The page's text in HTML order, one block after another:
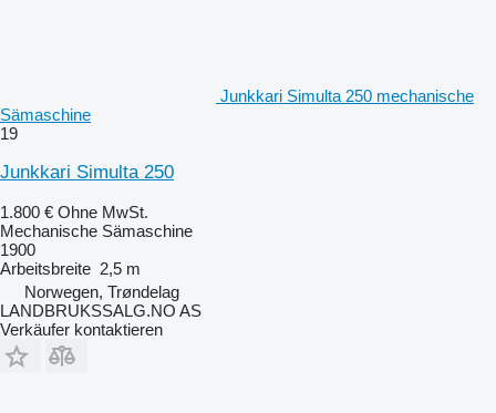
Junkkari Simulta 250 mechanische
Sämaschine
19
Junkkari Simulta 250
1.800 € Ohne MwSt.
Mechanische Sämaschine
1900
Arbeitsbreite 2,5 m
Norwegen, Trøndelag
LANDBRUKSSALG.NO AS
Verkäufer kontaktieren